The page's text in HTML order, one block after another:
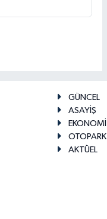
GÜNCEL
ASAYİŞ
EKONOMİ
OTOPARK
AKTÜEL